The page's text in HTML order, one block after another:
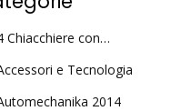
Chiacchiere con…
e Tecnologia
2014